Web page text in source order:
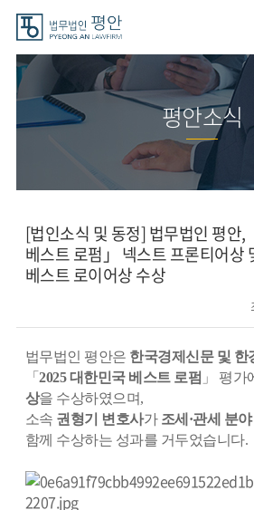
평안소식
[법인소식 및 동정]법무법인 평안,
베스트 로펌」 넥스트 프론티어상
베스트 로이어상 수상
법무법인 평안은 한국경제신문 및 한
「2025 대한민국 베스트 로펌 」 평가
상을 수상하였으며,
소속 권형기 변호사가 조세·관세 분
함께 수상하는 성과를 거두었습니다.